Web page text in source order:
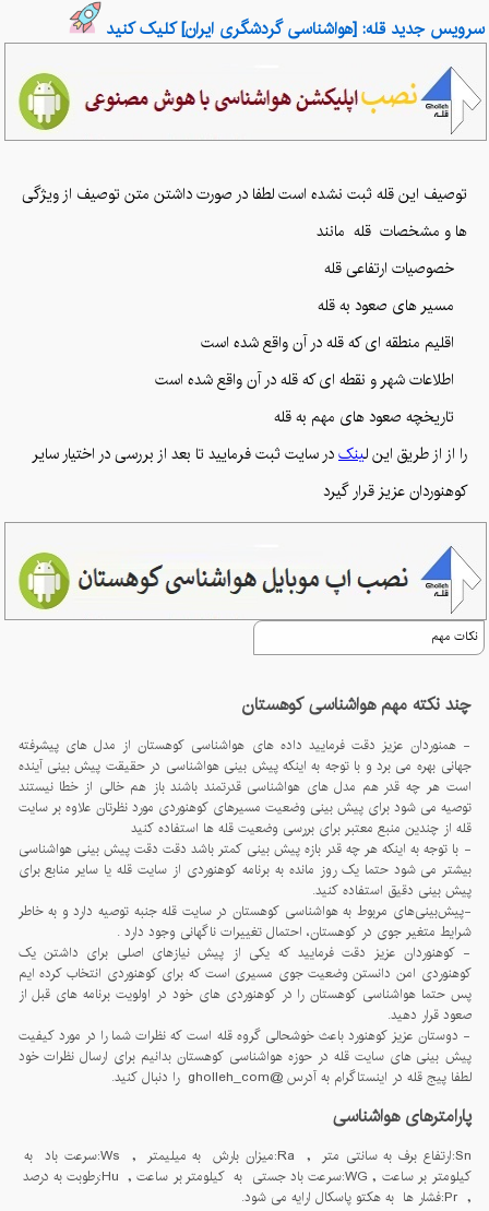
سرویس جدید قله: [هواشناسی گردشگری ایران] کلیک کنید
توصیف این قله ثبت نشده است لطفا در صورت داشتن متن توصیف از ویژگی
ها و مشخصات قله مانند
خصوصیات ارتفاعی قله
مسیر های صعود به قله
اقلیم منطقه ای که قله در آن واقع شده است
اطلاعات شهر و نقطه ای که قله در آن واقع شده است
تاریخچه صعود های مهم به قله
را از از طریق این لینکدر سایت ثبت فرمایید تا بعد از بررسی در اختیار سایر
کوهنوردان عزیز قرار گیرد
نکات مهم
چند نکته مهم هواشناسی کوهستان
- همنوردان عزیز دقت فرمایید داده های هواشناسی کوهستان از مدل های پیشرفته
جهانی بهره می برد و با توجه به اینکه پیش بینی هواشناسی در حقیقت پیش بینی آینده
است هر چه قدر هم مدل های هواشناسی قدرتمند باشند باز هم خالی از خطا نیستند
توصیه می شود برای پیش بینی وضعیت مسیرهای کوهنوردی مورد نظرتان علاوه بر سایت
قله از چندین منبع معتبر برای بررسی وضعیت قله ها استفاده کنید
- با توجه به اینکه هر چه قدر بازه پیش بینی کمتر باشد دقت دقت پیش بینی هواشناسی
بیشتر می شود حتما یک روز مانده به برنامه کوهنوردی از سایت قله یا سایر منابع برای
پیش بینی دقیق استفاده کنید.
-پيش‌بينی‌های مربوط به هواشناسی کوهستان در سايت قله جنبه توصيه دارد و به خاطر
شرايط متغير جوی در کوهستان، احتمال تغييرات ناگهانی وجود دارد .
- کوهنوردان عزیز دقت فرمایید که یکی از پیش نیازهای اصلی برای داشتن یک
کوهنوردی امن دانستن وضعیت جوی مسیری است که برای کوهنوردی انتخاب کرده ایم
پس حتما هواشناسی کوهستان را در کوهنوردی های خود در اولویت برنامه های قبل از
صعود قرار دهید.
- دوستان عزیز کوهنورد باعث خوشحالی گروه قله است که نظرات شما را در مورد کیفیت
پیش بینی های سایت قله در حوزه هواشناسی کوهستان بدانیم برای ارسال نظرات خود
لطفا پیج قله در اینستاگرام به آدرس @gholleh_com را دنبال کنید.
پارامترهای هواشناسی
Sn:ارتفاع برف به سانتی متر , Ra:میزان بارش به میلیمتر , Ws:سرعت باد به
کیلومتر بر ساعت , WG:سرعت باد جستی به کیلومتر بر ساعت , Hu:رطوبت به درصد
, Pr:فشار ها به هکتو پاسکال ارایه می شود.